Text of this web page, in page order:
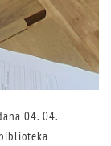
04. 04.